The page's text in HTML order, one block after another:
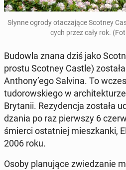
Słynne ogrody ota­cza­ją­ce Scotney
cych przez cały rok.
Budowla znana dziś jako
prostu Scotney Castle)
Anthony’ego Salvina. To
tu­do­row­skie­go w
Bry­ta­nii. Re­zy­den­cja została
dza­nia po raz pierw­szy 6
śmierci ostat­niej miesz­kan­ki,
2006 roku.
Osoby pla­nu­ją­ce zwie­dza­nie